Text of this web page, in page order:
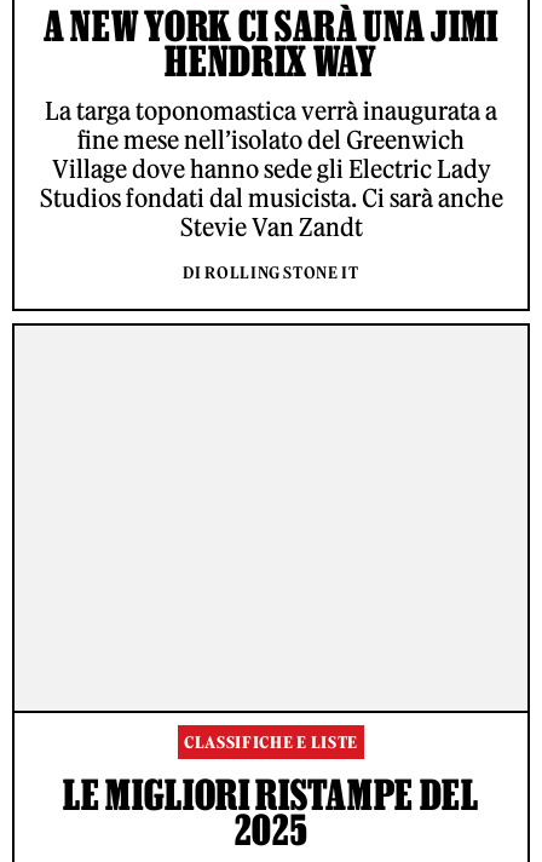
A NEW YORK CI SARÀ UNA JIMI
HENDRIX WAY
La targa toponomastica verrà inaugurata a
fine mese nell’isolato del Greenwich
Village dove hanno sede gli Electric Lady
Studios fondati dal musicista. Ci sarà anche
Stevie Van Zandt
DI ROLLING STONE IT
CLASSIFICHE E LISTE
LE MIGLIORI RISTAMPE DEL
2025